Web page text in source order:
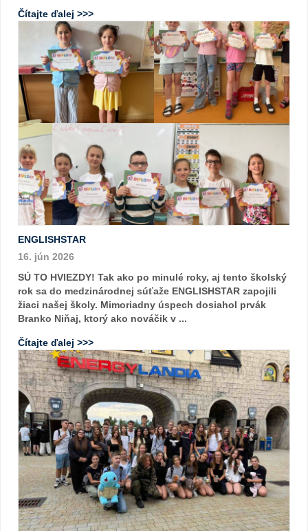
Čítajte ďalej >>>
ENGLISHSTAR
16. jún 2026
SÚ TO HVIEZDY! Tak ako po minulé roky, aj tento školský
rok sa do medzinárodnej súťaže ENGLISHSTAR zapojili
žiaci našej školy. Mimoriadny úspech dosiahol prvák
Branko Niňaj, ktorý ako nováčik v ...
Čítajte ďalej >>>